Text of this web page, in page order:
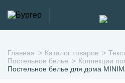
Главная Каталог товаров
Постельное белье
Коллекции
Постельное белье для дома